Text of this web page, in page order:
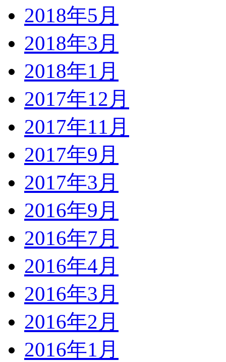
2018年5月
2018年3月
2018年1月
2017年12月
2017年11月
2017年9月
2017年3月
2016年9月
2016年7月
2016年4月
2016年3月
2016年2月
2016年1月